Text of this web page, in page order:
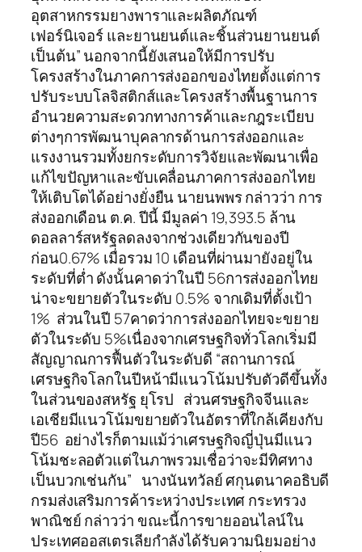
อุตสาหกรรมยางพาราและผลิตภัณฑ์
เฟอร์นิเจอร์ และยานยนต์และชิ้นส่วนยานยนต์
เป็นต้น” นอกจากนี้ยังเสนอให้มีการปรับ
โครงสร้างในภาคการส่งออกของไทยตั้งแต่การ
ปรับระบบโลจิสติกส์และโครงสร้างพื้นฐานการ
อำนวยความสะดวกทางการค้าและกฎระเบียบ
ต่างๆการพัฒนาบุคลากรด้านการส่งออกและ
แรงงานรวมทั้งยกระดับการวิจัยและพัฒนาเพื่อ
แก้ไขปัญหาและขับเคลื่อนภาคการส่งออกไทย
ให้เติบโตได้อย่างยั่งยืน นายนพพร กล่าวว่า การ
ส่งออกเดือน ต.ค. ปีนี้ มีมูลค่า 19,393.5 ล้าน
ดอลลาร์สหรัฐลดลงจากช่วงเดียวกันของปี
ก่อน0.67% เมื่อรวม 10 เดือนที่ผ่านมายังอยู่ใน
ระดับที่ต่ำ ดังนั้นคาดว่าในปี 56การส่งออกไทย
น่าจะขยายตัวในระดับ 0.5% จากเดิมที่ตั้งเป้า
1% ส่วนในปี 57คาดว่าการส่งออกไทยจะขยาย
ตัวในระดับ 5%เนื่องจากเศรษฐกิจทั่วโลกเริ่มมี
สัญญาณการฟื้นตัวในระดับดี “สถานการณ์
เศรษฐกิจโลกในปีหน้ามีแนวโน้มปรับตัวดีขึ้นทั้ง
ในส่วนของสหรัฐ ยุโรป ส่วนศรษฐกิจจีนและ
เอเชียมีแนวโน้มขยายตัวในอัตราที่ใกล้เคียงกับ
ปี56 อย่างไรก็ตามแม้ว่าเศรษฐกิจญี่ปุ่นมีแนว
โน้มชะลอตัวแต่ในภาพรวมเชื่อว่าจะมีทิศทาง
เป็นบวกเช่นกัน” นางนันทวัลย์ ศกุนตนาคอธิบดี
กรมส่งเสริมการค้าระหว่างประเทศ กระทรวง
พาณิชย์ กล่าวว่า ขณะนี้การขายออนไลน์ใน
ประเทศออสเตรเลียกำลังได้รับความนิยมอย่าง